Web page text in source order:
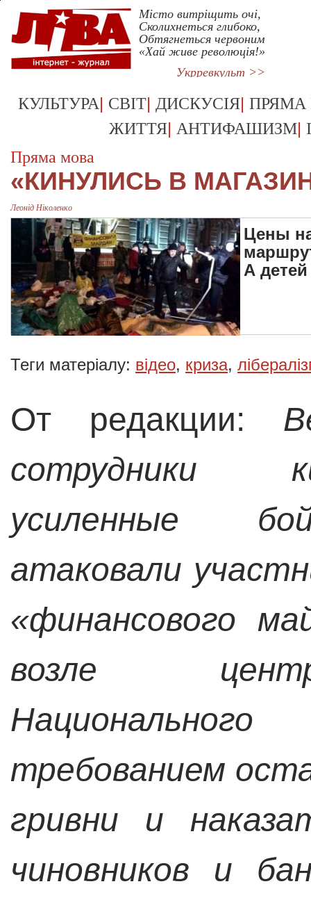
Місто витріщить очі,
Сколихнеться глибоко,
Обтягнеться червоним
«Хай живе революція!»
Укрревкульт >>
КУЛЬТУРА| СВІТ| ДИСКУСІЯ| ПРЯМА
ЖИТТЯ| АНТИФАШИЗМ|
Пряма мова
«КИНУЛИСЬ В
Леонiд Нiколенко
Цены
А
Теги матеріалу: відео, криза,
От редакции:
сотрудники
усиленные
атаковали
«финансового
возле
требованием
гривни и
чиновников и